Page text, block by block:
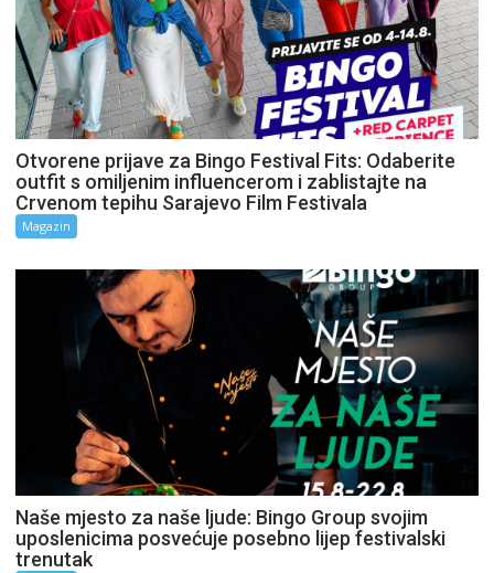
Otvorene prijave za Bingo Festival Fits: Odaberite
outfit s omiljenim influencerom i zablistajte na
Crvenom tepihu Sarajevo Film Festivala
Magazin
Naše mjesto za naše ljude: Bingo Group svojim
uposlenicima posvećuje posebno lijep festivalski
trenutak